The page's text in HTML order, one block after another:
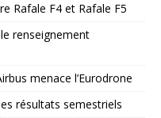
Rafale F4 et Rafale F5
renseignement
menace l’Eurodrone
résultats semestriels